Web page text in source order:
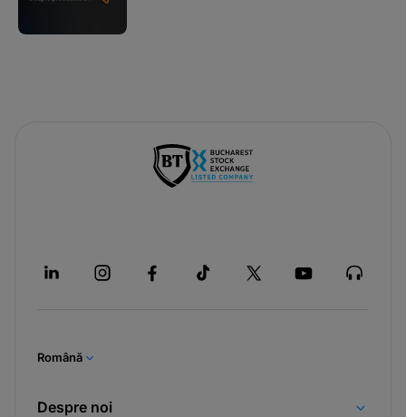
Română
Despre noi